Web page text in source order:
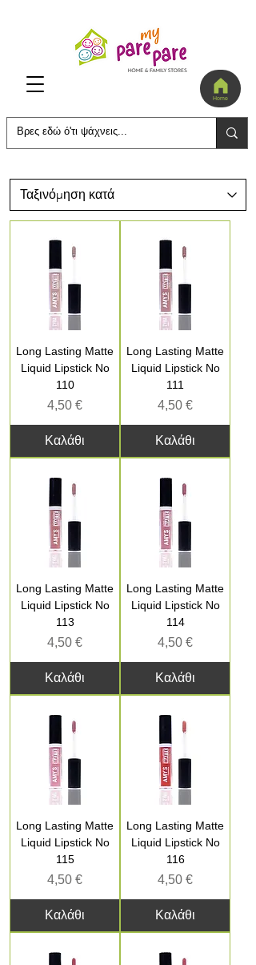
Home
Long Lasting Matte
Liquid Lipstick No
110
Τιμή
4,50 €
Καλάθι
Long Lasting Matte
Liquid Lipstick No
111
Τιμή
4,50 €
Καλάθι
Long Lasting Matte
Liquid Lipstick No
113
Τιμή
4,50 €
Καλάθι
Long Lasting Matte
Liquid Lipstick No
114
Τιμή
4,50 €
Καλάθι
Long Lasting Matte
Liquid Lipstick No
115
Τιμή
4,50 €
Καλάθι
Long Lasting Matte
Liquid Lipstick No
116
Τιμή
4,50 €
Καλάθι